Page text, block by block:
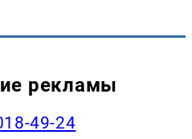
рекламы
49-24